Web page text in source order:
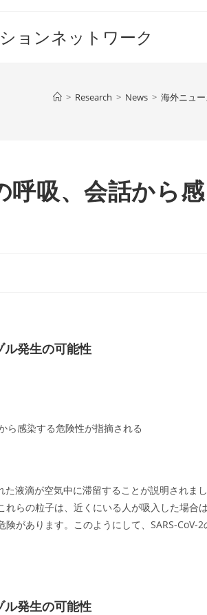
ョンネットワーク
> Research > News > 海外ニュ
呼吸、会話から感
ル発生の可能性
ら感染する危険性が指摘される
液滴が空気中に滞留することが説明されまし
らの粒子は、近くにいる人が吸入した場合は
があります。このようにして、SARS-CoV-2
ル発生の可能性